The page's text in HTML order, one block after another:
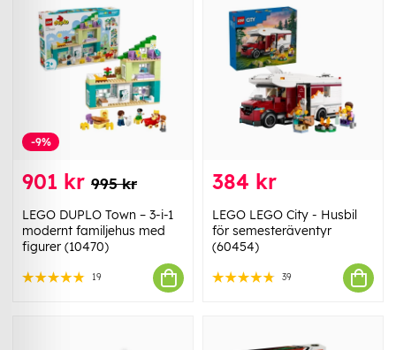
-9%
901 kr 995 kr
LEGO DUPLO Town – 3-i-1
modernt familjehus med
figurer (10470)
19
384 kr
LEGO LEGO City - Husbil
för semesteräventyr
(60454)
39